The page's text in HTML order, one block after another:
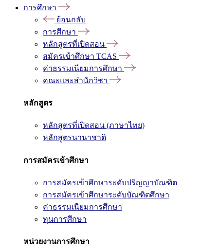
การศึกษา
ย้อนกลับ
การศึกษา
หลักสูตรที่เปิดสอน
สมัครเข้าศึกษา TCAS
ค่าธรรมเนียมการศึกษา
คณะและสำนักวิชา
หลักสูตร
หลักสูตรที่เปิดสอน (ภาษาไทย)
หลักสูตรนานาชาติ
การสมัครเข้าศึกษา
การสมัครเข้าศึกษาระดับปริญญาบัณฑิต
การสมัครเข้าศึกษาระดับบัณฑิตศึกษา
ค่าธรรมเนียมการศึกษา
ทุนการศึกษา
หน่วยงานการศึกษา